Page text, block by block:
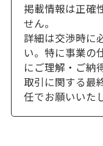
掲載情報は正確
せん。
詳細は交渉時に
い。特に事業の
にご理解・ご納
取引に関する最
任でお願いいた